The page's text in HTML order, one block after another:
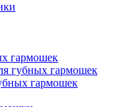
гармошек
губных гармошек
гармошек